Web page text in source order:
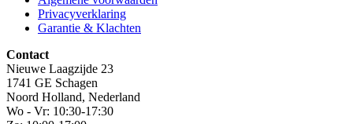
Privacyverklaring
Garantie & Klachten
Contact
Nieuwe Laagzijde 23
1741 GE Schagen
Noord Holland, Nederland
Wo - Vr: 10:30-17:30